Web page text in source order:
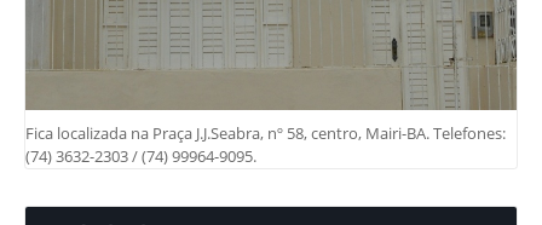
Fica localizada na Praça J.J.Seabra, nº 58, centro, Mairi-BA. Telefones:
(74) 3632-2303 / (74) 99964-9095.